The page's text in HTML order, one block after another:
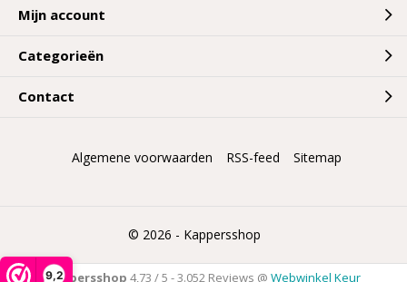
9,2
Mijn account
Categorieën
Contact
© 2026 - Kappersshop
Algemene voorwaarden RSS-feed Sitemap
Kappersshop 4,73 /5 -3.052 Reviews @ Webwinkel Keur